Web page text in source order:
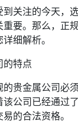
关注的今天，
重要。那么，正
细解析。
的特点
贵金属公司必
该公司已经通过
的合法资格。